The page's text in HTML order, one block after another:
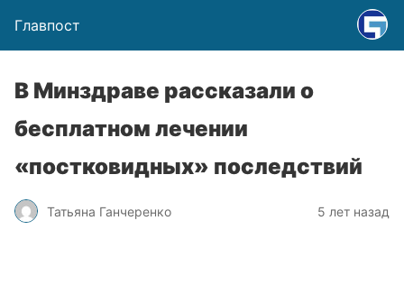
Главпост
В Минздраве рассказали о
бесплатном лечении
«постковидных» последствий
Татьяна Ганчеренко 5 лет назад